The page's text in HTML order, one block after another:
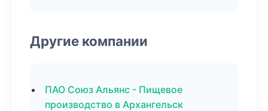
Другие компании
ПАО Союз Альянс - Пищевое
производство в Архангельск